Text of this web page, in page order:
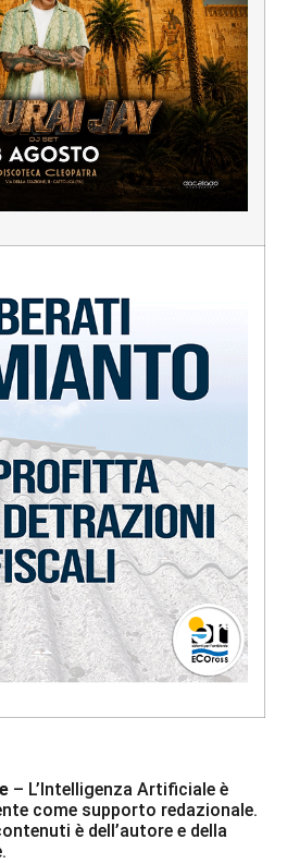
– L’Intelligenza Artificiale è
come supporto redazionale.
è dell’autore e della